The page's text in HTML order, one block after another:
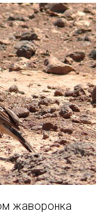
жаворонка